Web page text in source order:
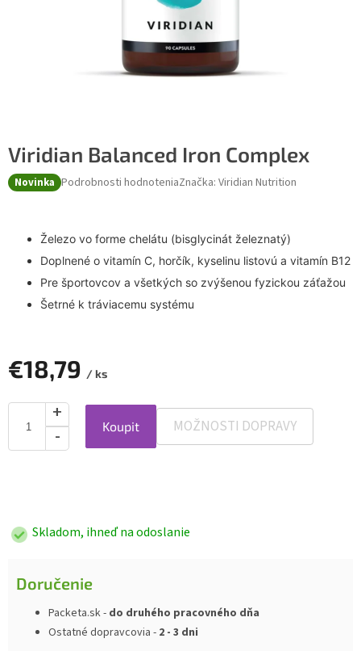
Viridian Balanced Iron Complex
Novinka Podrobnosti hodnoteniaZnačka: Viridian Nutrition
Železo vo forme chelátu (bisglycinát železnatý)
Doplnené o vitamín C, horčík, kyselinu listovú a vitamín B12
Pre športovcov a všetkých so zvýšenou fyzickou záťažou
Šetrné k tráviacemu systému
€18,79 / ks
Koupit MOŽNOSTI DOPRAVY
Skladom, ihneď na odoslanie
Doručenie
Packeta.sk - do druhého pracovného dňa
Ostatné dopravcovia - 2 - 3 dni